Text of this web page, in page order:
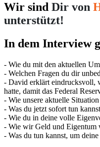
Wir sind Dir von
unterstützt!
In dem Interview
- Wie du mit den aktuellen
- Welchen Fragen du dir
- David erklärt eindrucksvoll,
hatte, damit das Federal
- Wie unsere aktuelle
- Was du jetzt sofort tun
- Wie du in deine volle
- Wie wir Geld und Eigentum
- Was du tun kannst, um